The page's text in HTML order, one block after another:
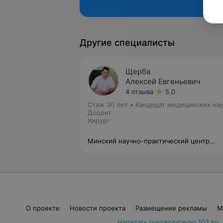
Другие специалисты
Щерба
Алексей Евгеньевич
4 отзыва
5.0
Стаж 30 лет • Кандидат медицинских
Доцент
Хирург
Минский научно-практический центр
О проекте Новости проекта Размещение рекламы